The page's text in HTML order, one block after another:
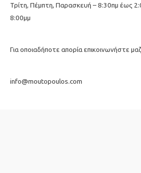
Τρίτη, Πέμπτη, Παρασκευή – 8:30πμ έως
8:00μμ
Για οποιαδήποτε απορία επικοινωνήστε
info@moutopoulos.com